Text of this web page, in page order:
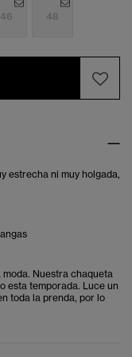
46 48
estrecha ni muy holgada,
Nuestra chaqueta
esta temporada. Luce un
toda la prenda, por lo